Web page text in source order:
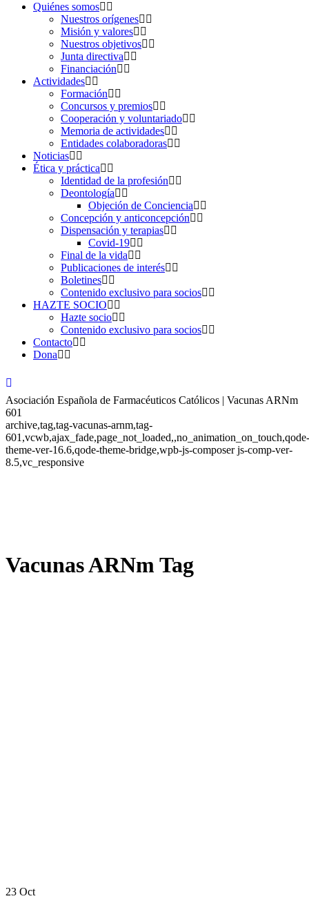
Quiénes somos
Nuestros orígenes
Misión y valores
Nuestros objetivos
Junta directiva
Financiación
Actividades
Formación
Concursos y premios
Cooperación y voluntariado
Memoria de actividades
Entidades colaboradoras
Noticias
Ética y práctica
Identidad de la profesión
Deontología
Objeción de Conciencia
Concepción y anticoncepción
Dispensación y terapias
Covid-19
Final de la vida
Publicaciones de interés
Boletines
Contenido exclusivo para socios
HAZTE SOCIO
Hazte socio
Contenido exclusivo para socios
Contacto
Dona
Asociación Española de Farmacéuticos Católicos | Vacunas ARNm
601
archive,tag,tag-vacunas-arnm,tag-
601,vcwb,ajax_fade,page_not_loaded,,no_animation_on_touch,qode-
theme-ver-16.6,qode-theme-bridge,wpb-js-composer js-comp-ver-
8.5,vc_responsive
Vacunas ARNm Tag
23 Oct